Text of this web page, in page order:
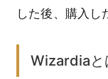
した後、購入し
Wizardiaと